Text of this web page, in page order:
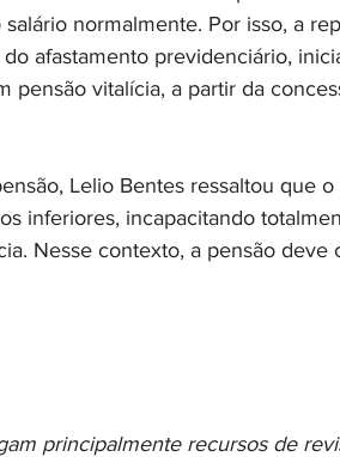
normalmente. Por isso, a
afastamento previdenciário,
pensão vitalícia, a partir da
Lelio Bentes ressaltou que
inferiores, incapacitando
Nesse contexto, a pensão deve
principalmente recursos de